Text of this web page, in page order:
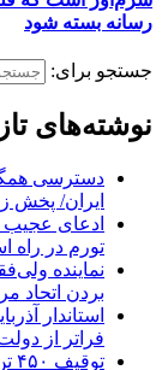
رسانه بسته شود
جستجو برای:
نوشته‌های
دسترسی
ایران/ پخش
ادعای عجیب
تورم در راه
نماینده
بردن اتحاد
استاندار
فراتر از